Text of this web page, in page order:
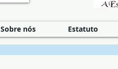
Sobre nós Estatuto